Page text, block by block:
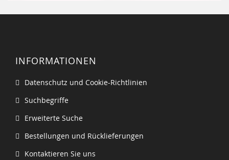
INFORMATIONEN
Datenschutz und Cookie-Richtlinien
Suchbegriffe
Erweiterte Suche
Bestellungen und Rücklieferungen
Kontaktieren Sie uns